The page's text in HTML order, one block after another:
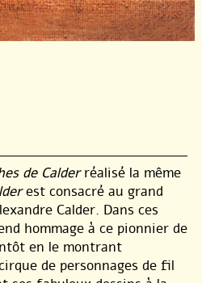
de Calderréalisé la même
est consacré au grand
Calder. Dans ces
hommage à ce pionnier de
en le montrant
de personnages de fil